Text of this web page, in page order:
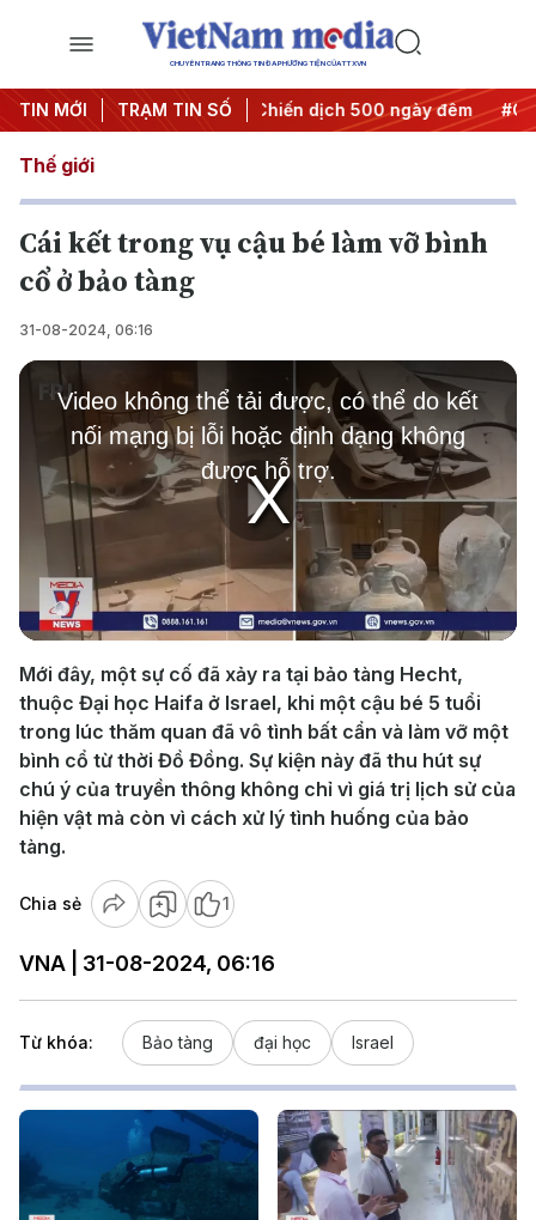
CHUYÊN TRANG THÔNG TIN ĐA PHƯƠNG TIỆN CỦA TTXVN
TIN MỚI TRẠM TIN SỐ
hành động #Chiến dịch 500 ngày đêm #Chống
Thế giới
Cái kết trong vụ cậu bé làm vỡ bình
cổ ở bảo tàng
31-08-2024, 06:16
Play
Video
This
window.
Video không thể tải được, có thể do kết
nối mạng bị lỗi hoặc định dạng không
được hỗ trợ.
Mới đây, một sự cố đã xảy ra tại bảo tàng Hecht,
thuộc Đại học Haifa ở Israel, khi một cậu bé 5 tuổi
trong lúc thăm quan đã vô tình bất cẩn và làm vỡ một
bình cổ từ thời Đồ Đồng. Sự kiện này đã thu hút sự
chú ý của truyền thông không chỉ vì giá trị lịch sử của
hiện vật mà còn vì cách xử lý tình huống của bảo
tàng.
Chia sẻ 1
VNA | 31-08-2024, 06:16
Từ khóa: Bảo tàng đại học Israel